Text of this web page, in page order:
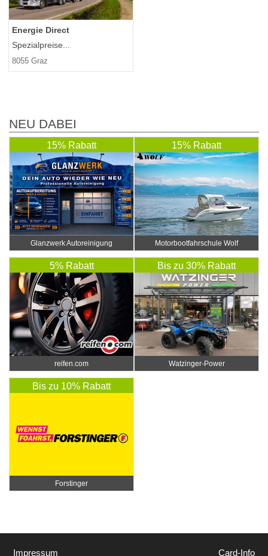
Energie Direct
Spezialpreise...
8055 Graz
NEU DABEI
15% Rabatt
Glanzwerk Autoreinigung
15% Rabatt
Motorbootfahrschule Wolf
5% Rabatt
reifen.com
Bis zu 30% Rabatt
Watzinger-Power
Bis zu 10% Rabatt
Forstinger
Impressum Card-Info